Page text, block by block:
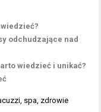
odchudzające nad
wiedzieć i unikać?
, spa, zdrowie